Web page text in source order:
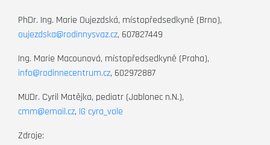
PhDr. Ing. Marie Oujezdská, místopředsedkyně (Brno),
oujezdska@rodinnysvaz.cz, 607827449
Ing. Marie Macounová, místopředsedkyně (Praha),
info@rodinnecentrum.cz, 602972887
MUDr. Cyril Matějka, pediatr (Jablonec n.N.),
cmm@email.cz, IG cyra_vole
Zdroje: